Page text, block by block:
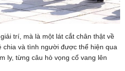
trí, mà là một lát cắt chân thật về
chia và tình người được thể hiện qua
ly, từng câu hò vọng cổ vang lên